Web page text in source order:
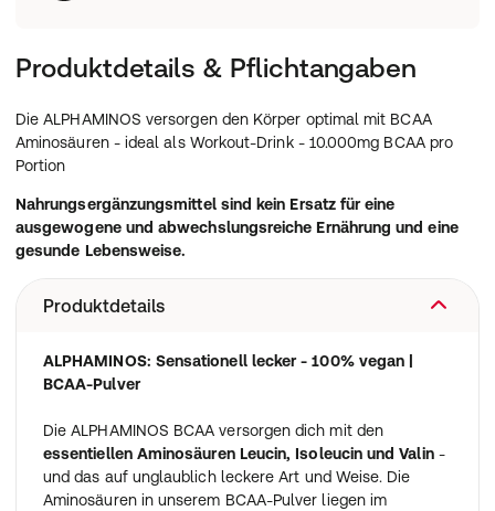
Produktdetails & Pflichtangaben
Die ALPHAMINOS versorgen den Körper optimal mit BCAA
Aminosäuren - ideal als Workout-Drink - 10.000mg BCAA pro
Portion
Nahrungsergänzungsmittel sind kein Ersatz für eine
ausgewogene und abwechslungsreiche Ernährung und eine
gesunde Lebensweise.
Produktdetails
ALPHAMINOS: Sensationell lecker - 100% vegan |
BCAA-Pulver
Die ALPHAMINOS BCAA versorgen dich mit den
essentiellen Aminosäuren Leucin, Isoleucin und Valin-
und das auf unglaublich leckere Art und Weise. Die
Aminosäuren in unserem BCAA-Pulver liegen im